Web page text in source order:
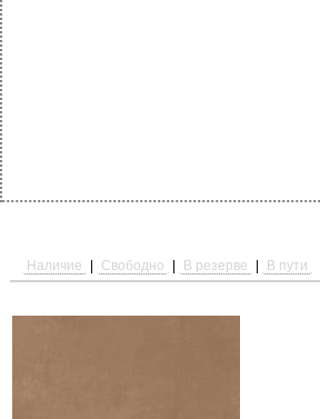
Наличие Свободно В резерве В пути